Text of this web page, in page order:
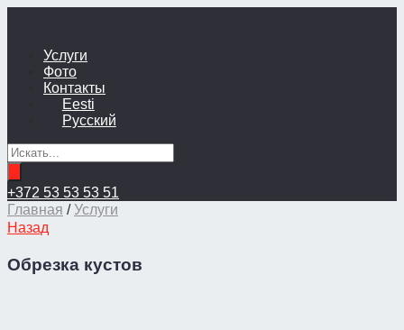
Услуги
Фото
Контакты
Eesti
Русский
+372 53 53 53 51
Главная /Услуги
Назад
Обрезка кустов